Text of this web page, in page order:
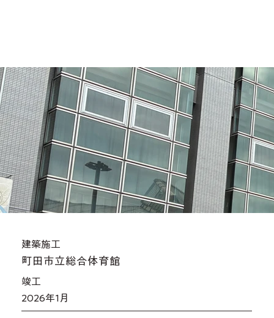
建築施工
町田市立総合体育館
​竣工
2026年1月